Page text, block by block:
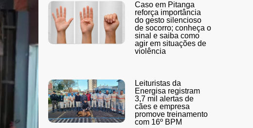
Caso em Pitanga
reforça importância
do gesto silencioso
de socorro; conheça o
sinal e saiba como
agir em situações de
violência
Leituristas da
Energisa registram
3,7 mil alertas de
cães e empresa
promove treinamento
com 16º BPM